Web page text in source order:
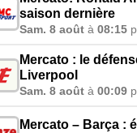
saison dernière
Sam. 8 août à 08:15
Mercato : le
Liverpool
Sam. 8 août à 00:09
Mercato – Barça :